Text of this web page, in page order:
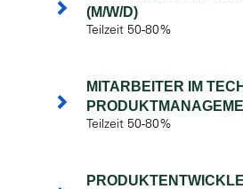
(M/W/D)
Teilzeit 50-80%
MITARBEITER IM
Teilzeit 50-80%